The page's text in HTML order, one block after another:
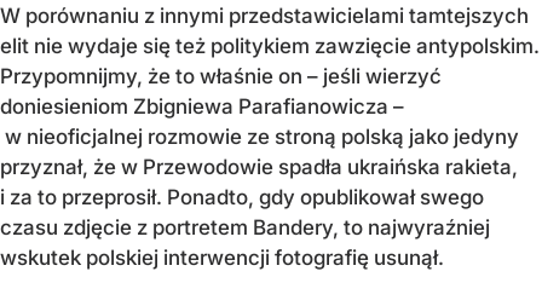
W porównaniu z innymi przedstawicielami tamtejszych
elit nie wydaje się też politykiem zawzięcie antypolskim.
Przypomnijmy, że to właśnie on – jeśli wierzyć
doniesieniom Zbigniewa Parafianowicza –
w nieoficjalnej rozmowie ze stroną polską jako jedyny
przyznał, że w Przewodowie spadła ukraińska rakieta,
i za to przeprosił. Ponadto, gdy opublikował swego
czasu zdjęcie z portretem Bandery, to najwyraźniej
wskutek polskiej interwencji fotografię usunął.